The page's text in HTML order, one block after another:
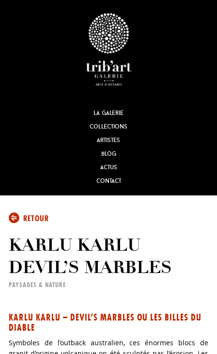
la galerie
collections
artistes
blog
actus
contact
RETOUR
KARLU KARLU
DEVIL’S MARBLES
PAYSAGES & NATURE
KARLU KARLU – DEVIL’S MARBLES OU LES BILLES DU
DIABLE
Symboles de l’outback australien, ces énormes blocs de